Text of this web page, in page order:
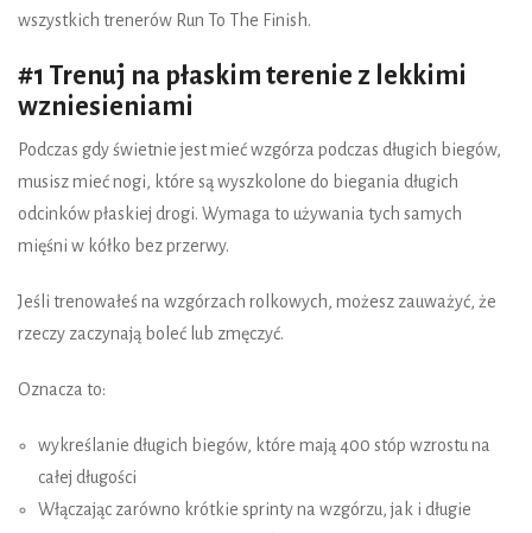
wszystkich trenerów Run To The Finish.
#1 Trenuj na płaskim terenie z lekkimi
wzniesieniami
Podczas gdy świetnie jest mieć wzgórza podczas długich biegów,
musisz mieć nogi, które są wyszkolone do biegania długich
odcinków płaskiej drogi. Wymaga to używania tych samych
mięśni w kółko bez przerwy.
Jeśli trenowałeś na wzgórzach rolkowych, możesz zauważyć, że
rzeczy zaczynają boleć lub zmęczyć.
Oznacza to:
wykreślanie długich biegów, które mają 400 stóp wzrostu na
całej długości
Włączając zarówno krótkie sprinty na wzgórzu, jak i długie